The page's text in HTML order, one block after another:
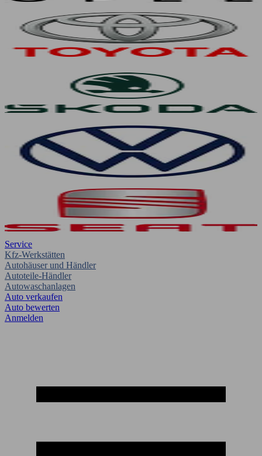
Service
Kfz-Werkstätten
Autohäuser und Händler
Autoteile-Händler
Autowaschanlagen
Auto verkaufen
Auto bewerten
Anmelden